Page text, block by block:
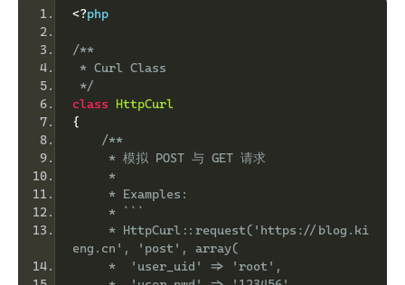
<?php
/**
* Curl Class
*/
class
HttpCurl
{
/**
     * 模拟 POST 与 GET 请求
     *
     * Examples:
     * ```
     * HttpCurl::request('https://blog.ki
eng.cn', 'post', array(
     *  'user_uid' => 'root',